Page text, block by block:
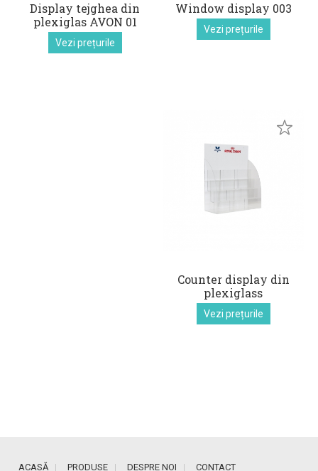
Display tejghea din
plexiglas AVON 01
Vezi prețurile
Window display 003
Vezi prețurile
Counter display din
plexiglass
Vezi prețurile
ACASĂ PRODUSE DESPRE NOI CONTACT